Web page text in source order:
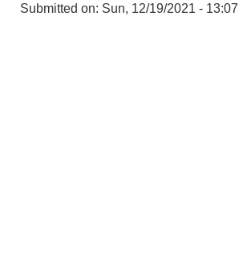
Submitted on: Sun, 12/19/2021 - 13:07